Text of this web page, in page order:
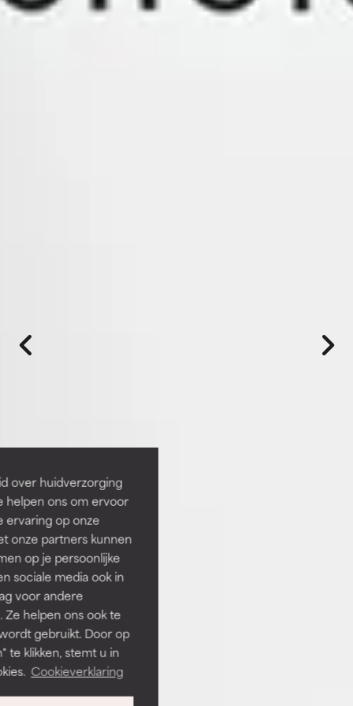
over huidverzorging
helpen ons om ervoor
ervaring op onze
onze partners kunnen
op je persoonlijke
sociale media ook in
voor andere
helpen ons ook te
gebruikt. Door op
te klikken, stemt u in
Cookieverklaring